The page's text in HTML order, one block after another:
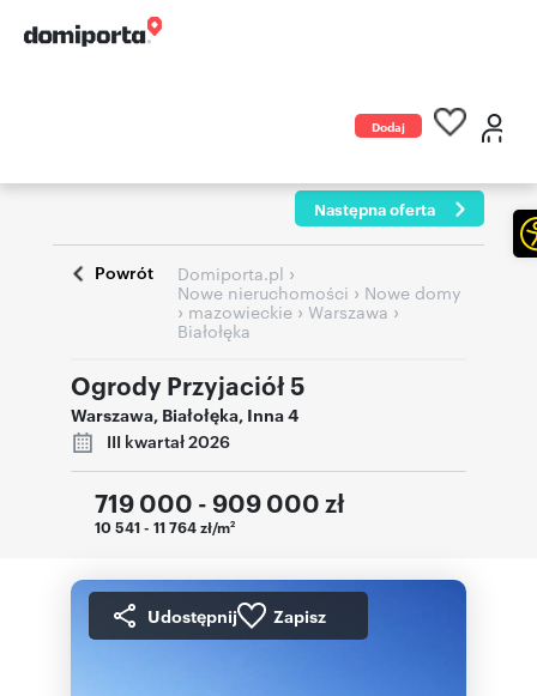
Dodaj
Następna oferta
Powrót Domiporta.pl ›
Nowe nieruchomości › Nowe domy
› mazowieckie › Warszawa ›
Białołęka
Ogrody Przyjaciół 5
Warszawa, Białołęka, Inna 4
III kwartał 2026
719 000 - 909 000 zł
10 541 - 11 764 zł/m2
Udostępnij Zapisz